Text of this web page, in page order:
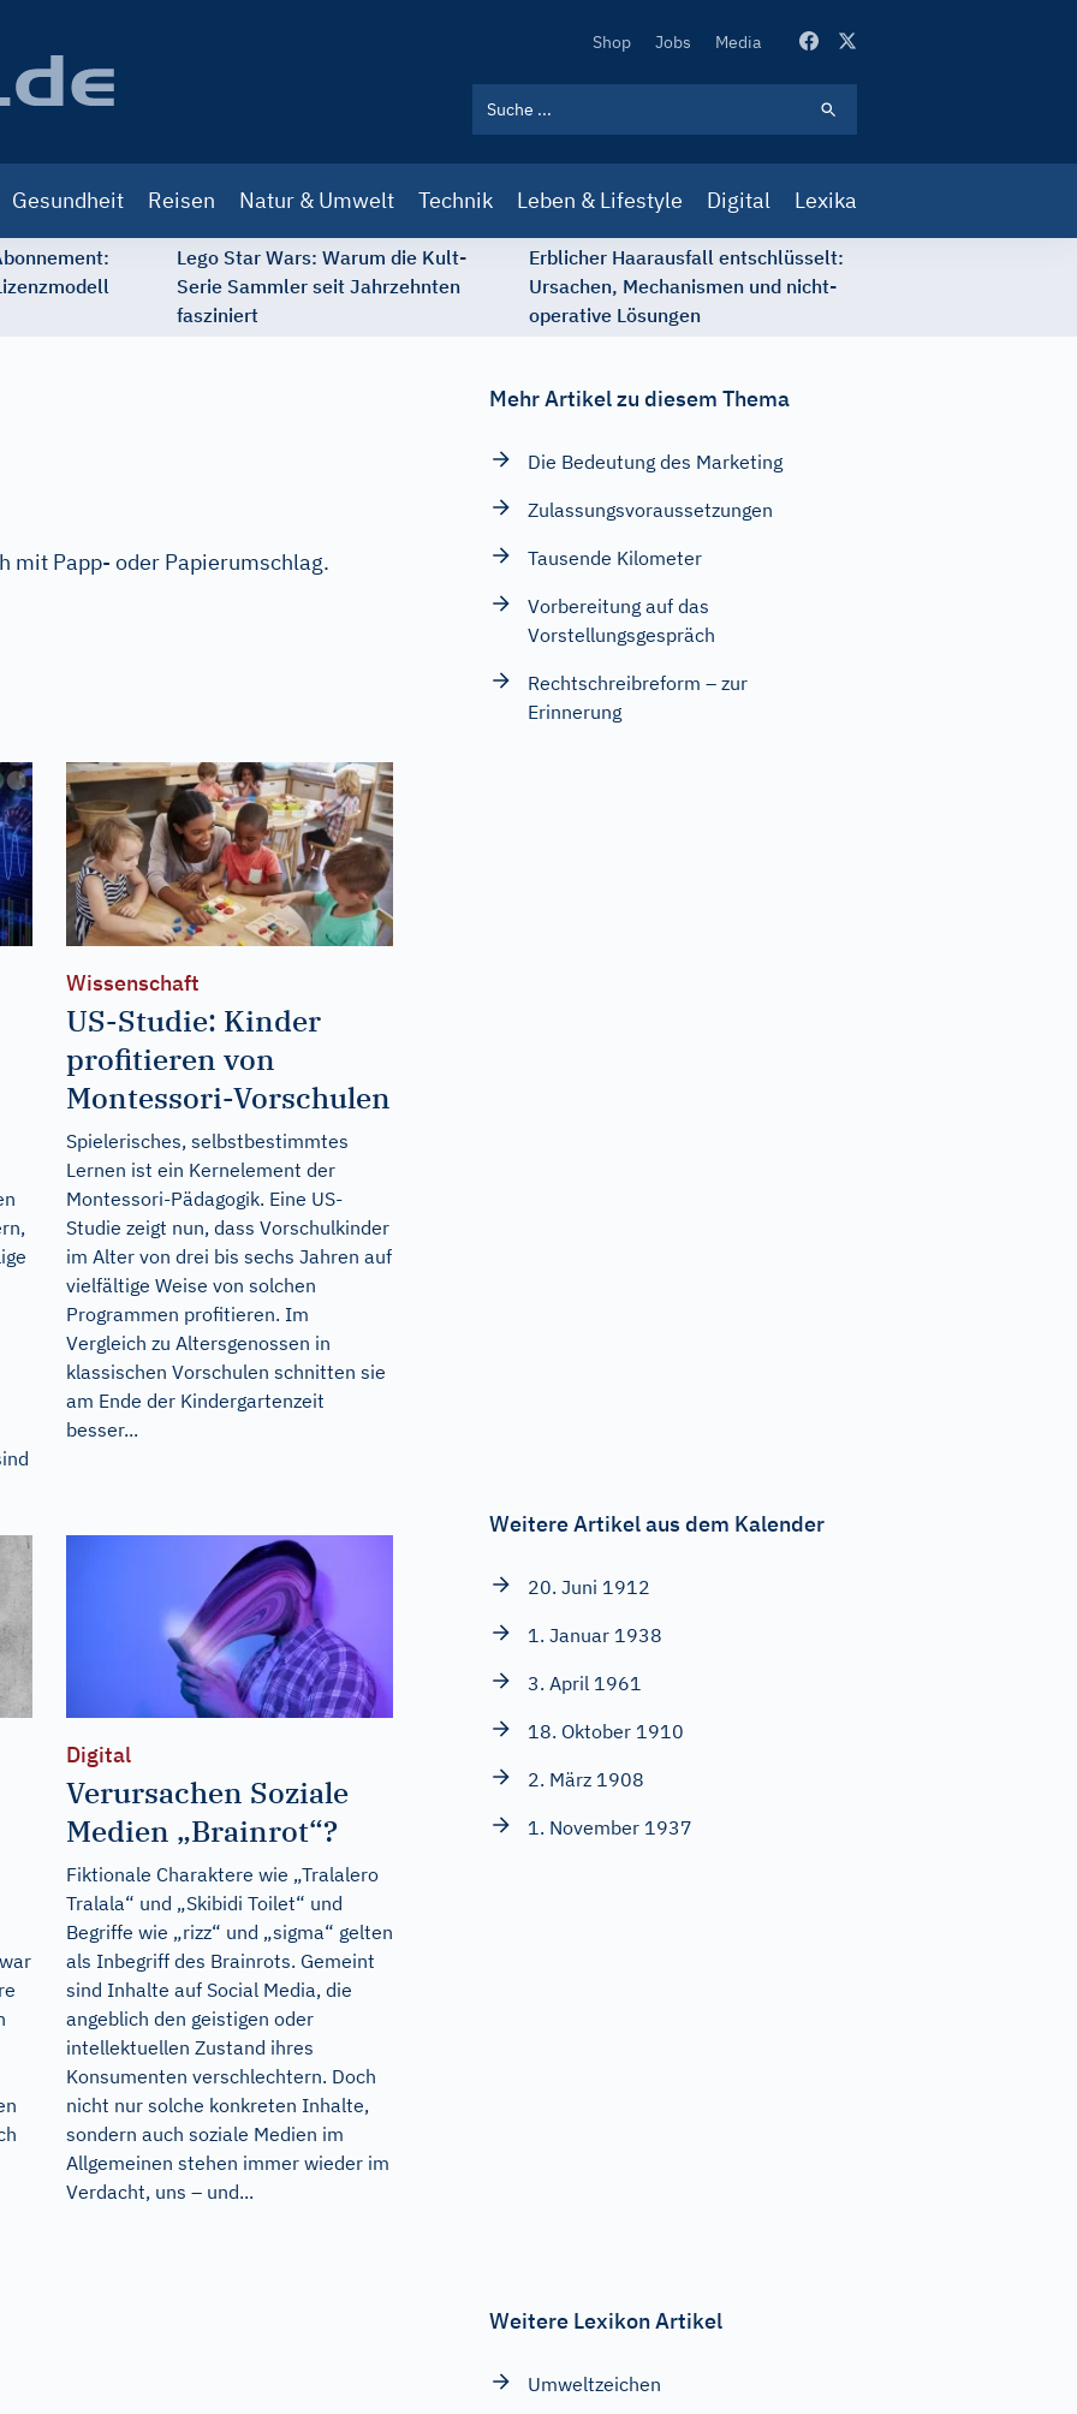
Secondary
Shop Jobs Media
Gesundheit Reisen Natur & Umwelt Technik Leben & Lifestyle Digital Lexika
Lego Star Wars: Warum die Kult-
Serie Sammler seit Jahrzehnten
fasziniert
Erblicher Haarausfall entschlüsselt:
Ursachen, Mechanismen und nicht-
operative Lösungen
mit Papp- oder Papierumschlag.
Wissenschaft
US-Studie: Kinder
profitieren von
Montessori-Vorschulen
Spielerisches, selbstbestimmtes
Lernen ist ein Kernelement der
Montessori-Pädagogik. Eine US-
Studie zeigt nun, dass Vorschulkinder
im Alter von drei bis sechs Jahren auf
vielfältige Weise von solchen
Programmen profitieren. Im
Vergleich zu Altersgenossen in
klassischen Vorschulen schnitten sie
am Ende der Kindergartenzeit
besser...
Digital
Verursachen Soziale
Medien „Brainrot“?
Fiktionale Charaktere wie „Tralalero
Tralala“ und „Skibidi Toilet“ und
Begriffe wie „rizz“ und „sigma“ gelten
als Inbegriff des Brainrots. Gemeint
sind Inhalte auf Social Media, die
angeblich den geistigen oder
intellektuellen Zustand ihres
Konsumenten verschlechtern. Doch
nicht nur solche konkreten Inhalte,
sondern auch soziale Medien im
Allgemeinen stehen immer wieder im
Verdacht, uns – und...
Mehr Artikel zu diesem Thema
Die Bedeutung des Marketing
Zulassungsvoraussetzungen
Tausende Kilometer
Vorbereitung auf das
Vorstellungsgespräch
Rechtschreibreform – zur
Erinnerung
Weitere Artikel aus dem Kalender
20. Juni 1912
1. Januar 1938
3. April 1961
18. Oktober 1910
2. März 1908
1. November 1937
Weitere Lexikon Artikel
Umweltzeichen